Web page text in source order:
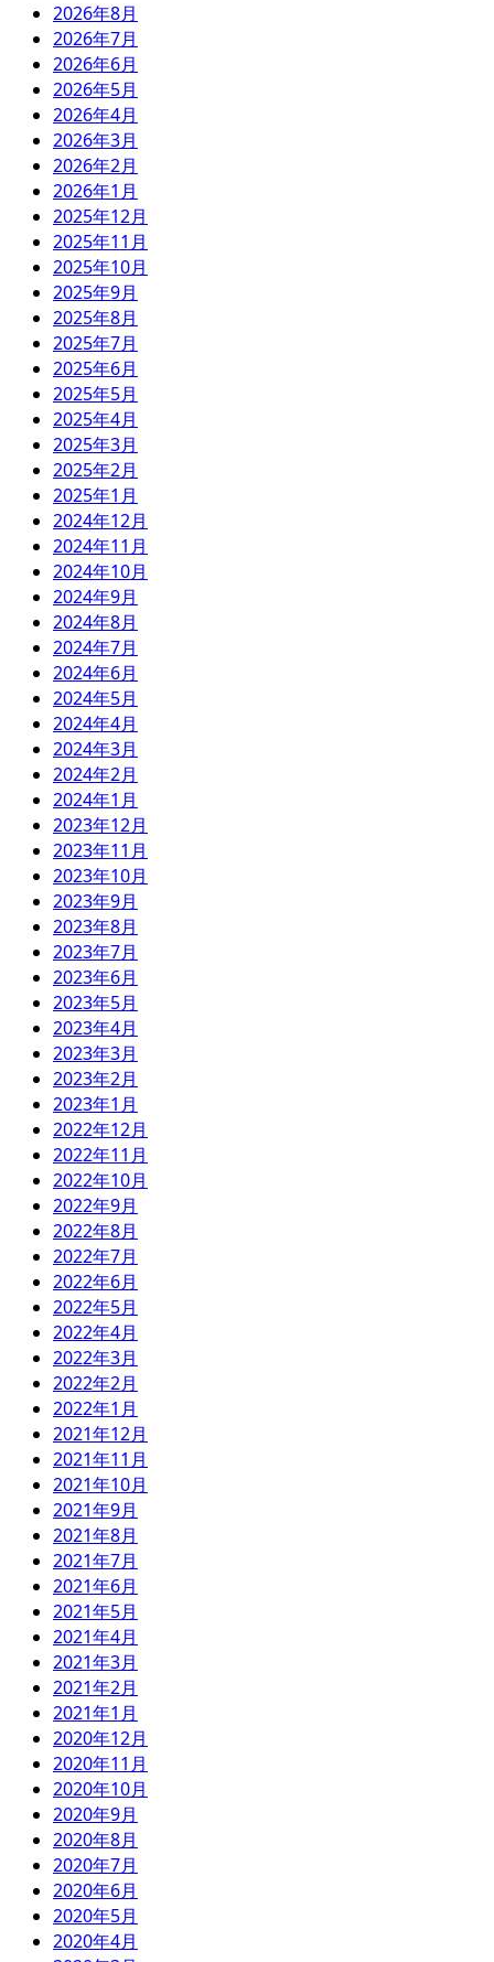
2026年8月
2026年7月
2026年6月
2026年5月
2026年4月
2026年3月
2026年2月
2026年1月
2025年12月
2025年11月
2025年10月
2025年9月
2025年8月
2025年7月
2025年6月
2025年5月
2025年4月
2025年3月
2025年2月
2025年1月
2024年12月
2024年11月
2024年10月
2024年9月
2024年8月
2024年7月
2024年6月
2024年5月
2024年4月
2024年3月
2024年2月
2024年1月
2023年12月
2023年11月
2023年10月
2023年9月
2023年8月
2023年7月
2023年6月
2023年5月
2023年4月
2023年3月
2023年2月
2023年1月
2022年12月
2022年11月
2022年10月
2022年9月
2022年8月
2022年7月
2022年6月
2022年5月
2022年4月
2022年3月
2022年2月
2022年1月
2021年12月
2021年11月
2021年10月
2021年9月
2021年8月
2021年7月
2021年6月
2021年5月
2021年4月
2021年3月
2021年2月
2021年1月
2020年12月
2020年11月
2020年10月
2020年9月
2020年8月
2020年7月
2020年6月
2020年5月
2020年4月